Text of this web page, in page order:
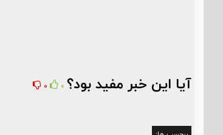
آیا این خبر مفید بود؟ 0
0